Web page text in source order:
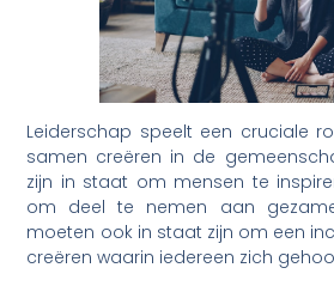
Leiderschap speelt een cruciale
samen creëren in de
zijn in staat om mensen te
om deel te nemen aan
moeten ook in staat zijn om een
creëren waarin iedereen zich